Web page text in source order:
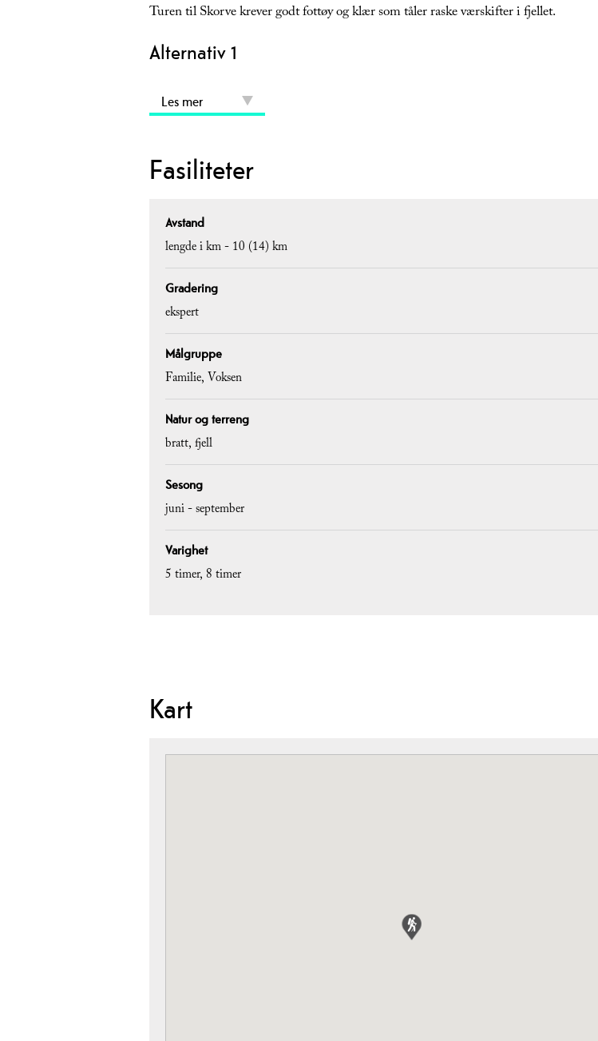
Turen til Skorve krever godt fottøy og klær som tåler raske værskifter i fjellet.
Alternativ 1
Les mer
Fasiliteter
Avstand
lengde i km -10 (14) km
Gradering
ekspert
Målgruppe
Familie Voksen
Natur og terreng
bratt fjell
Sesong
juni - september
Varighet
5 timer 8 timer
Kart